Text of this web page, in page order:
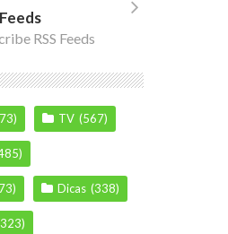
RSS Feeds
TV (567)
Dicas (338)